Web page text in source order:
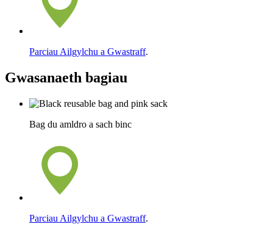
Parciau Ailgylchu a Gwastraff.
Gwasanaeth bagiau
Bag du amldro a sach binc
Parciau Ailgylchu a Gwastraff.